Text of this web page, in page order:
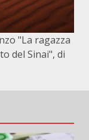
"La ragazza
del Sinai", di